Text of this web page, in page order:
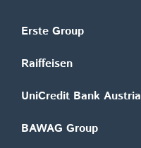
Erste Group
Raiffeisen
UniCredit Bank Austria
BAWAG Group